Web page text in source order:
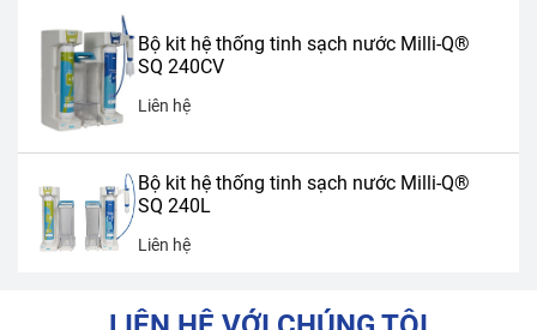
Bộ kit hệ thống tinh sạch nước Milli-Q®
SQ 240CV
Liên hệ
Bộ kit hệ thống tinh sạch nước Milli-Q®
SQ 240L
Liên hệ